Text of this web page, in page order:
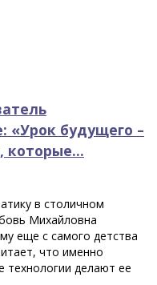
будущего –
которые...
в столичном
Михайловна
еще с самого детства
что именно
делают ее